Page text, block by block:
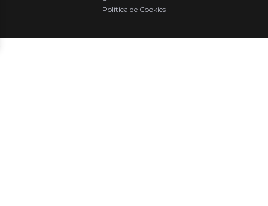
Política de Cookies
.